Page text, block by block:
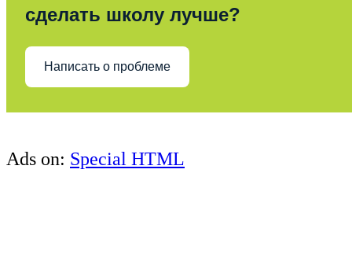
сделать школу лучше?
Написать о проблеме
Ads on: Special HTML